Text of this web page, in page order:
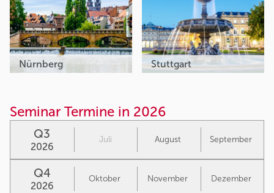
Nürnberg Stuttgart
Seminar Termine in 2026
Q3
2026
Juli August September
Q4
2026
Oktober November Dezember